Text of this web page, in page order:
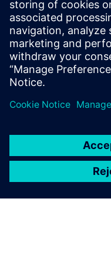
premošćivanjem jaza
Istražite Designcenter
Saznajte više o Sony XR